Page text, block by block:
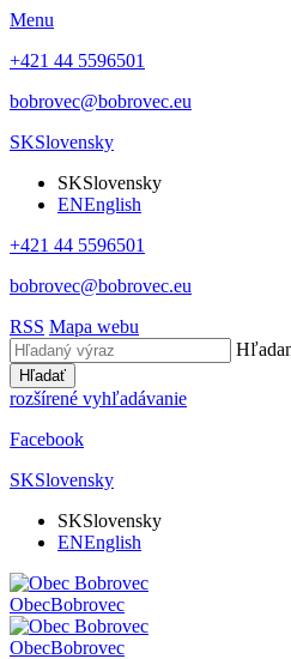
Menu
+421 44 5596501
bobrovec@bobrovec.eu
SKSlovensky
SKSlovensky
ENEnglish
+421 44 5596501
bobrovec@bobrovec.eu
RSS Mapa webu
Hľadať
rozšírené vyhľadávanie
Facebook
SKSlovensky
SKSlovensky
ENEnglish
ObecBobrovec
ObecBobrovec